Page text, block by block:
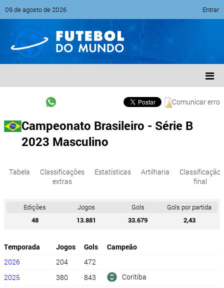
09 de agosto de 2026 Entrar
Comunicar erro
Campeonato Brasileiro - Série B
2023 Masculino
Tabela
Classificações
extras
Estatísticas Artilharia
Classificação
final
Edições Jogos Gols
Gols por partida
48
13.881 33.679 2,43
Temporada Jogos Gols
Campeão
2026
204
472
2025
380 843
Coritiba